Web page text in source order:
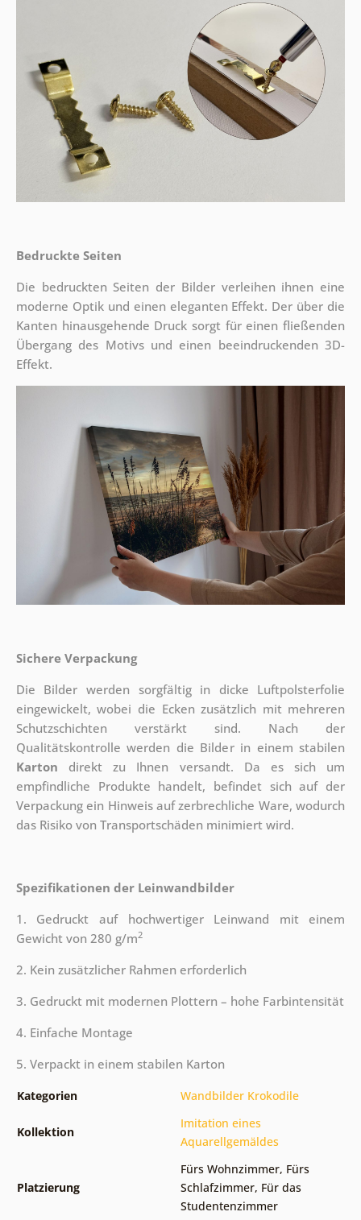
Bedruckte Seiten
Die bedruckten Seiten der Bilder verleihen ihnen eine
moderne Optik und einen eleganten Effekt. Der über die
Kanten hinausgehende Druck sorgt für einen fließenden
Übergang des Motivs und einen beeindruckenden 3D-
Effekt.
Sichere Verpackung
Die Bilder werden sorgfältig in dicke Luftpolsterfolie
eingewickelt, wobei die Ecken zusätzlich mit mehreren
Schutzschichten verstärkt sind. Nach der
Qualitätskontrolle werden die Bilder in einem stabilen
Karton direkt zu Ihnen versandt. Da es sich um
empfindliche Produkte handelt, befindet sich auf der
Verpackung ein Hinweis auf zerbrechliche Ware, wodurch
das Risiko von Transportschäden minimiert wird.
Spezifikationen der Leinwandbilder
1. Gedruckt auf hochwertiger Leinwand mit einem
Gewicht von 280 g/m2
2. Kein zusätzlicher Rahmen erforderlich
3. Gedruckt mit modernen Plottern – hohe Farbintensität
4. Einfache Montage
5. Verpackt in einem stabilen Karton
Kategorien Wandbilder Krokodile
Kollektion
Imitation eines
Aquarellgemäldes
Platzierung
Fürs Wohnzimmer, Fürs
Schlafzimmer, Für das
Studentenzimmer